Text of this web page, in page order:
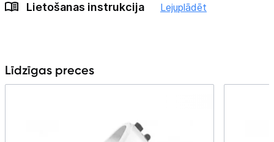
Lietošanas instrukcija Lejuplādēt
Līdzīgas preces